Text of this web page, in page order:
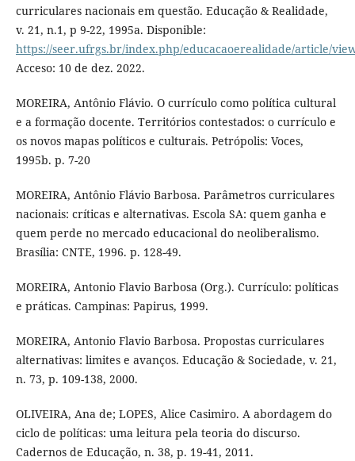
curriculares nacionais em questão. Educação & Realidade,
v. 21, n.1, p 9-22, 1995a. Disponible:
https://seer.ufrgs.br/index.php/educacaoerealidade/article/
Acceso: 10 de dez. 2022.
MOREIRA, Antônio Flávio. O currículo como política cultural
e a formação docente. Territórios contestados: o currículo e
os novos mapas políticos e culturais. Petrópolis: Voces,
1995b. p. 7-20
MOREIRA, Antônio Flávio Barbosa. Parâmetros curriculares
nacionais: críticas e alternativas. Escola SA: quem ganha e
quem perde no mercado educacional do neoliberalismo.
Brasília: CNTE, 1996. p. 128-49.
MOREIRA, Antonio Flavio Barbosa (Org.). Currículo: políticas
e práticas. Campinas: Papirus, 1999.
MOREIRA, Antonio Flavio Barbosa. Propostas curriculares
alternativas: limites e avanços. Educação & Sociedade, v. 21,
n. 73, p. 109-138, 2000.
OLIVEIRA, Ana de; LOPES, Alice Casimiro. A abordagem do
ciclo de políticas: uma leitura pela teoria do discurso.
Cadernos de Educação, n. 38, p. 19-41, 2011.